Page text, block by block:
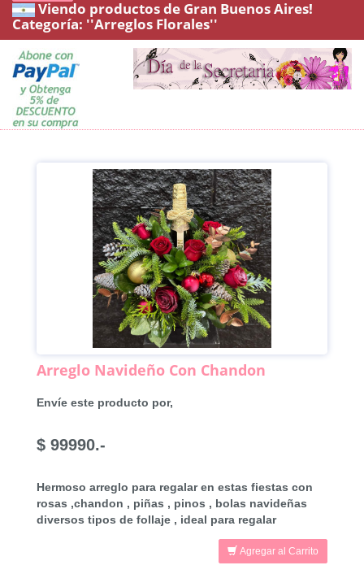
Viendo productos de Gran Buenos Aires!
Categoría: ''Arreglos Florales''
Arreglo Navideño Con Chandon
Envíe este producto por,
$ 99990.-
Hermoso arreglo para regalar en estas fiestas con
rosas ,chandon , piñas , pinos , bolas navideñas
diversos tipos de follaje , ideal para regalar
Agregar al Carrito